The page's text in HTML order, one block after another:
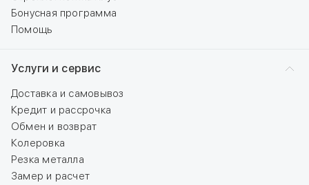
Бонусная программа
Помощь
Услуги и сервис
Доставка и самовывоз
Кредит и рассрочка
Обмен и возврат
Колеровка
Резка металла
Замер и расчет